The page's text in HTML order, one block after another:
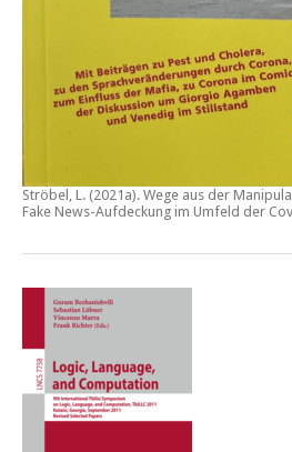
Ströbel, L. (2021a). Wege aus der
Fake News-Aufdeckung im Umfeld der